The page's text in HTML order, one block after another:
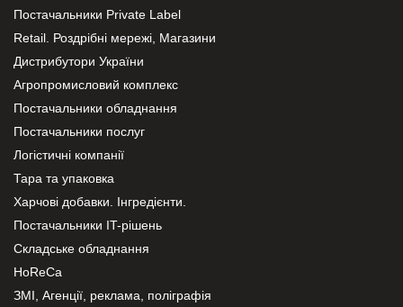
Постачальники Private Label
Retail. Роздрібні мережі, Магазини
Дистрибутори України
Агропромисловий комплекс
Постачальники обладнання
Постачальники послуг
Логістичні компанії
Тара та упаковка
Харчові добавки. Інгредієнти.
Постачальники IT-рішень
Складське обладнання
HoReCa
ЗМІ, Агенції, реклама, поліграфія